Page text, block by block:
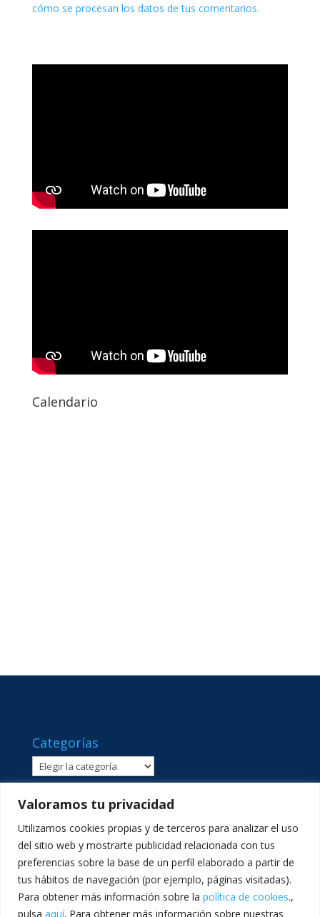
Valoramos tu privacidad
Utilizamos cookies propias y de terceros para analizar el uso
del sitio web y mostrarte publicidad relacionada con tus
preferencias sobre la base de un perfil elaborado a partir de
tus hábitos de navegación (por ejemplo, páginas visitadas).
Para obtener más información sobre la política de cookies.,
pulsa aquí. Para obtener más información sobre nuestras
cómo se procesan los datos de tus comentarios.
Calendario
Categorías
Categorías